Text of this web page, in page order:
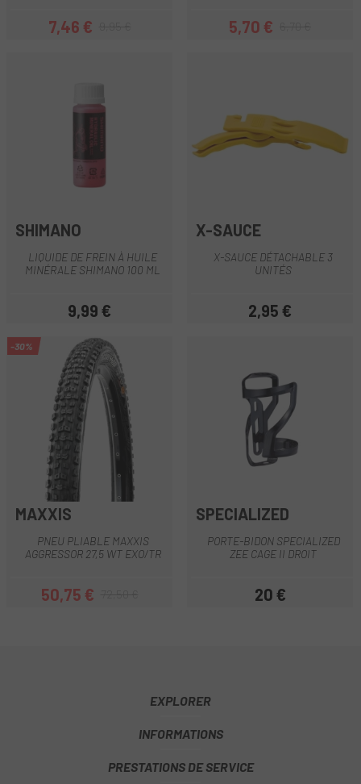
Prix
7,46 €Prix habituel Prix
5,70 €Prix habituel
SHIMANO
LIQUIDE DE FREIN À HUILE
MINÉRALE SHIMANO 100 ML
Prix
9,99 €
X-SAUCE
X-SAUCE DÉTACHABLE 3
UNITÉS
Prix
2,95 €
-30%
MAXXIS
PNEU PLIABLE MAXXIS
AGGRESSOR 27,5 WT EXO/TR
Prix
50,75 €Prix habituel
SPECIALIZED
PORTE-BIDON SPECIALIZED
ZEE CAGE II DROIT
Prix
20 €
EXPLORER
INFORMATIONS
PRESTATIONS DE SERVICE